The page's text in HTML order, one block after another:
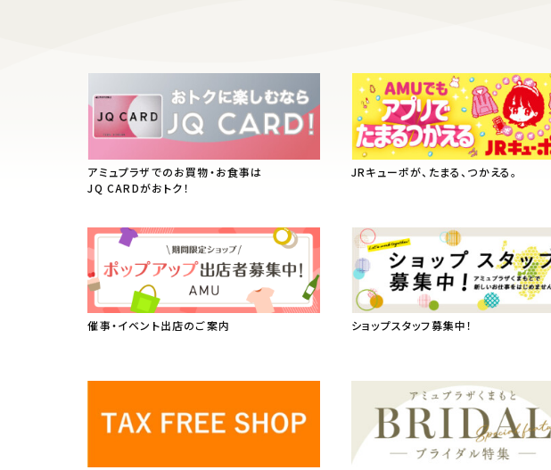
アミュプラザでのお買物・お食事は
JQ CARDがおトク！
JRキューポが、たまる、つかえる。
催事・イベント出店のご案内 ショップスタッフ募集中！